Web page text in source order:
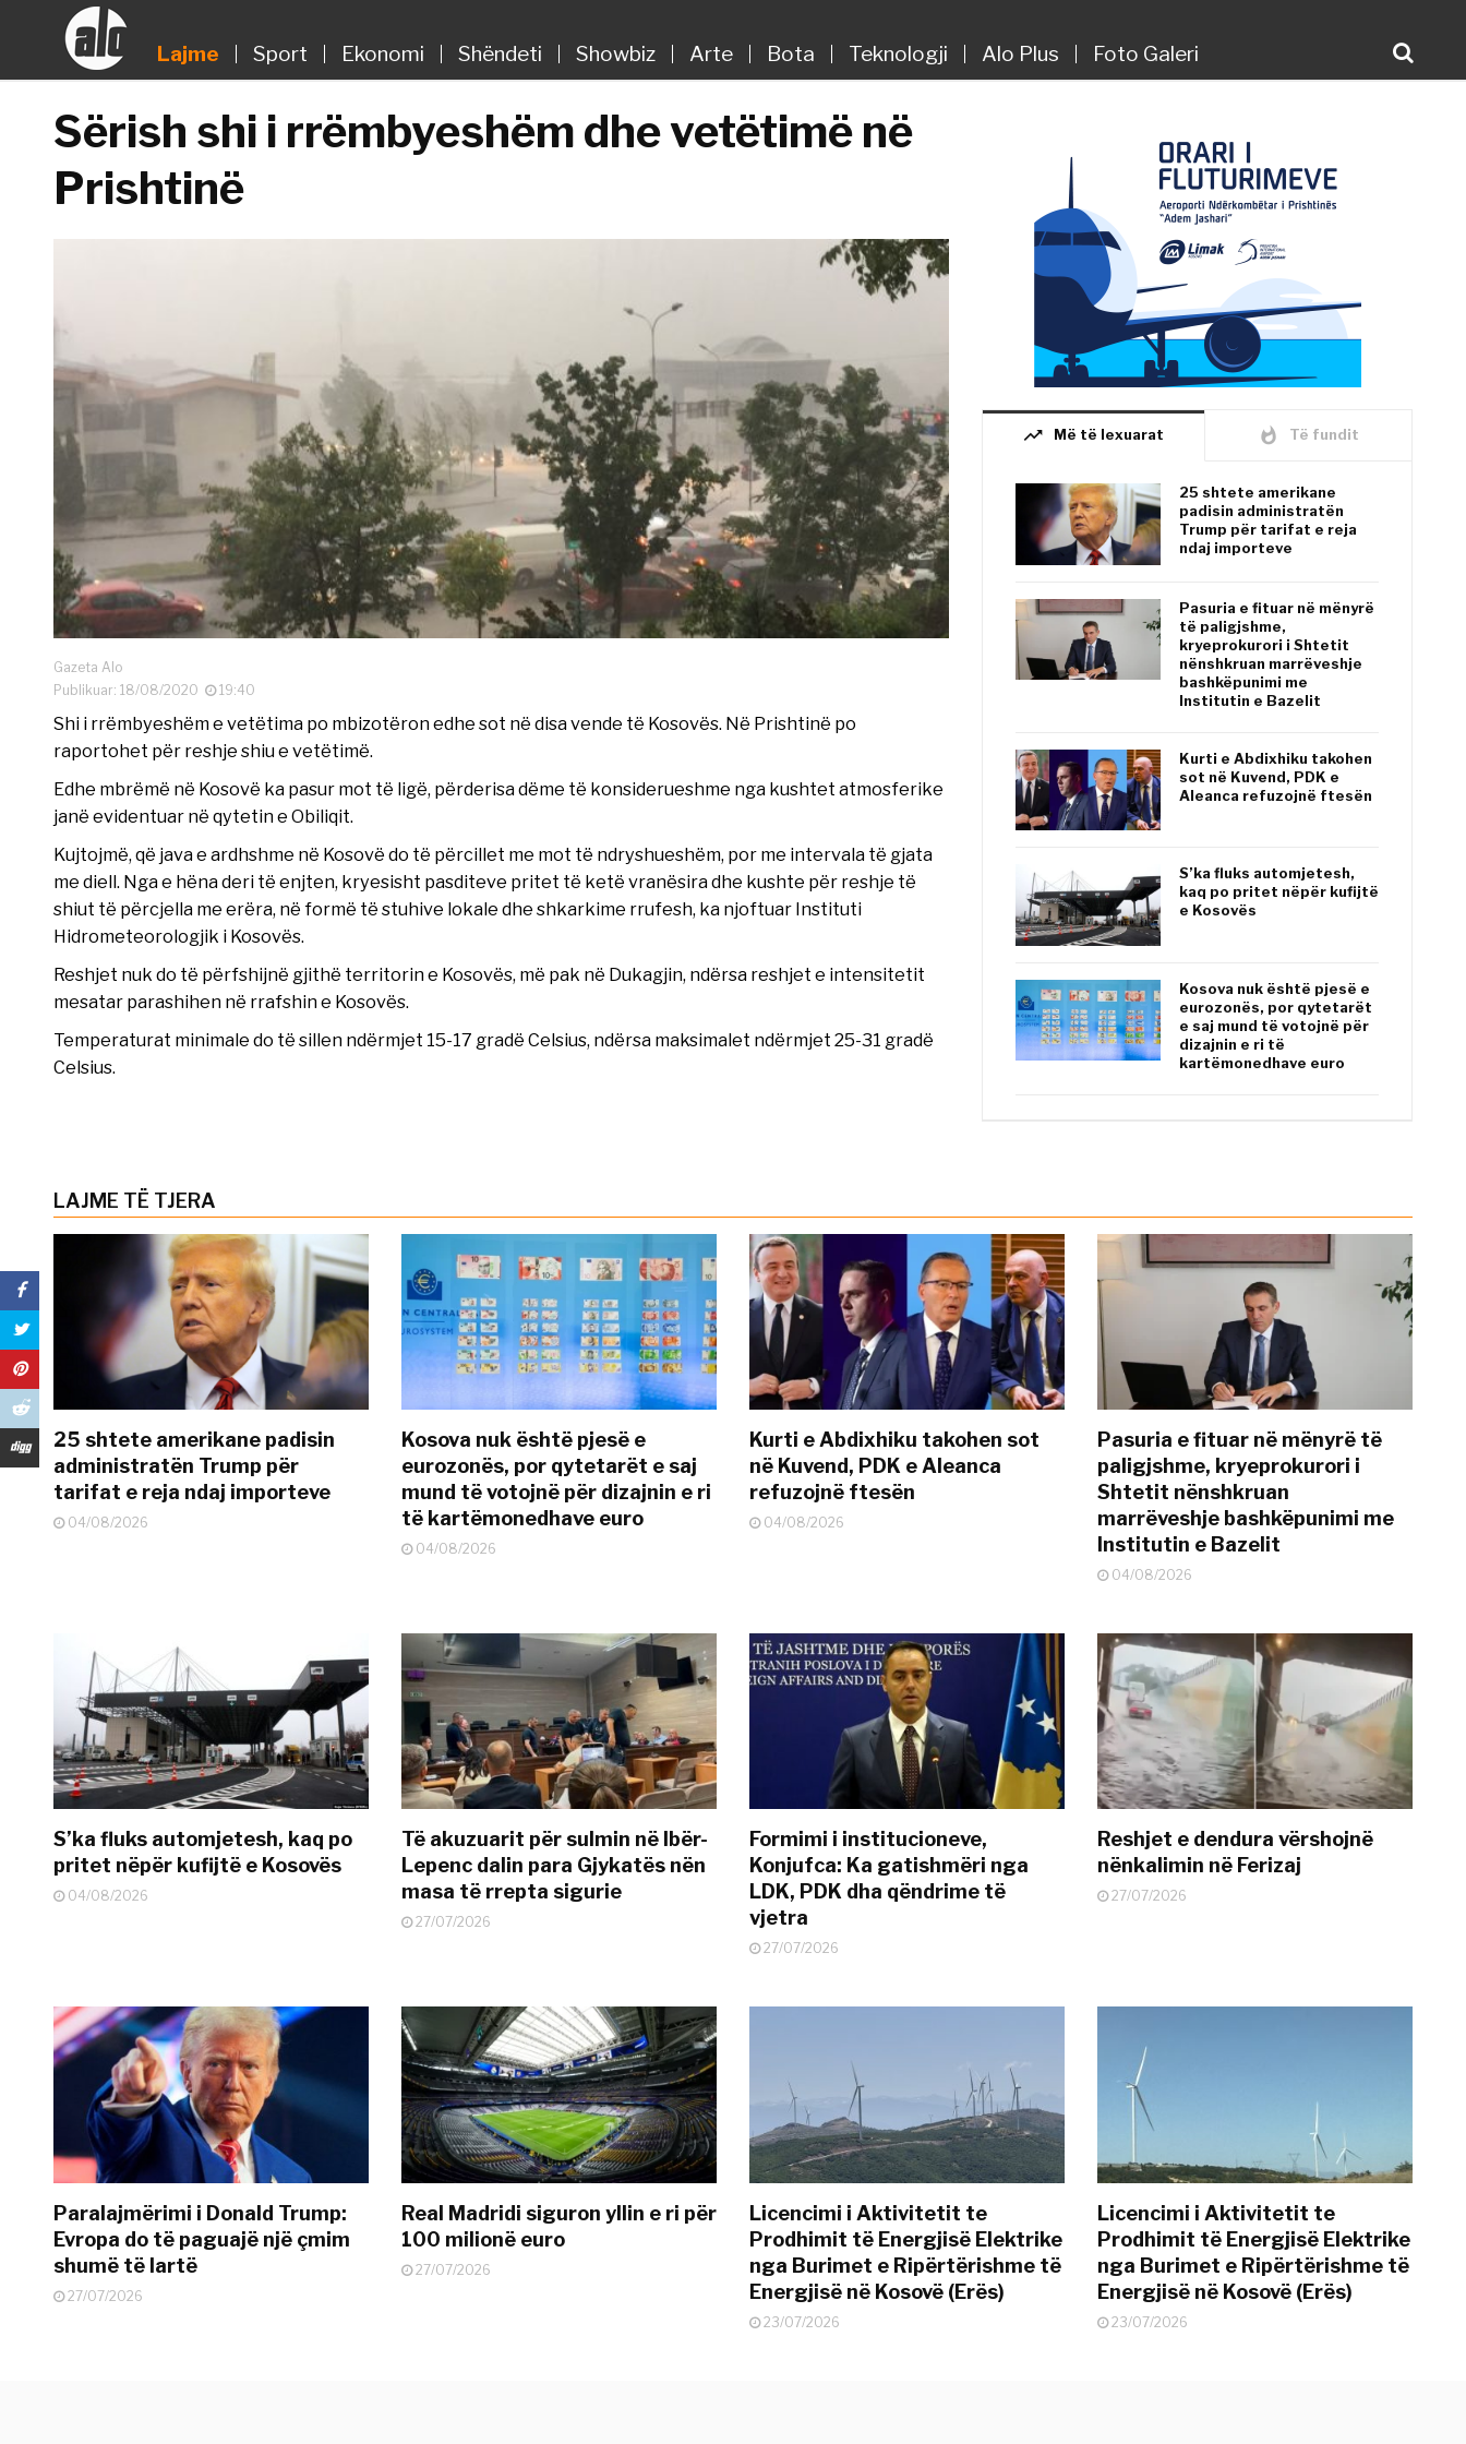
Lajme Sport Ekonomi Shëndeti Showbiz Arte Bota Teknologji Alo Plus Foto Galeri
Sërish shi i rrëmbyeshëm dhe vetëtimë në
Prishtinë
Gazeta Alo
Publikuar: 18/08/2020
19:40
Shi i rrëmbyeshëm e vetëtima po mbizotëron edhe sot në disa vende të Kosovës. Në Prishtinë po
raportohet për reshje shiu e vetëtimë.
Edhe mbrëmë në Kosovë ka pasur mot të ligë, përderisa dëme të konsiderueshme nga kushtet atmosferike
janë evidentuar në qytetin e Obiliqit.
Kujtojmë, që java e ardhshme në Kosovë do të përcillet me mot të ndryshueshëm, por me intervala të gjata
me diell. Nga e hëna deri të enjten, kryesisht pasditeve pritet të ketë vranësira dhe kushte për reshje të
shiut të përcjella me erëra, në formë të stuhive lokale dhe shkarkime rrufesh, ka njoftuar Instituti
Hidrometeorologjik i Kosovës.
Reshjet nuk do të përfshijnë gjithë territorin e Kosovës, më pak në Dukagjin, ndërsa reshjet e intensitetit
mesatar parashihen në rrafshin e Kosovës.
Temperaturat minimale do të sillen ndërmjet 15-17 gradë Celsius, ndërsa maksimalet ndërmjet 25-31 gradë
Celsius.
trending_up Më të lexuarat whatshot Të fundit
25 shtete amerikane
padisin administratën
Trump për tarifat e reja
ndaj importeve
Pasuria e fituar në mënyrë
të paligjshme,
kryeprokurori i Shtetit
nënshkruan marrëveshje
bashkëpunimi me
Institutin e Bazelit
Kurti e Abdixhiku takohen
sot në Kuvend, PDK e
Aleanca refuzojnë ftesën
S’ka fluks automjetesh,
kaq po pritet nëpër kufijtë
e Kosovës
Kosova nuk është pjesë e
eurozonës, por qytetarët
e saj mund të votojnë për
dizajnin e ri të
kartëmonedhave euro
LAJME TË TJERA
25 shtete amerikane padisin
administratën Trump për
tarifat e reja ndaj importeve
04/08/2026
Kosova nuk është pjesë e
eurozonës, por qytetarët e saj
mund të votojnë për dizajnin e ri
të kartëmonedhave euro
04/08/2026
Kurti e Abdixhiku takohen sot
në Kuvend, PDK e Aleanca
refuzojnë ftesën
04/08/2026
Pasuria e fituar në mënyrë të
paligjshme, kryeprokurori i
Shtetit nënshkruan
marrëveshje bashkëpunimi me
Institutin e Bazelit
04/08/2026
S’ka fluks automjetesh, kaq po
pritet nëpër kufijtë e Kosovës
04/08/2026
Të akuzuarit për sulmin në Ibër-
Lepenc dalin para Gjykatës nën
masa të rrepta sigurie
27/07/2026
Formimi i institucioneve,
Konjufca: Ka gatishmëri nga
LDK, PDK dha qëndrime të
vjetra
27/07/2026
Reshjet e dendura vërshojnë
nënkalimin në Ferizaj
27/07/2026
Paralajmërimi i Donald Trump:
Evropa do të paguajë një çmim
shumë të lartë
27/07/2026
Real Madridi siguron yllin e ri për
100 milionë euro
27/07/2026
Licencimi i Aktivitetit te
Prodhimit të Energjisë Elektrike
nga Burimet e Ripërtërishme të
Energjisë në Kosovë (Erës)
23/07/2026
Licencimi i Aktivitetit te
Prodhimit të Energjisë Elektrike
nga Burimet e Ripërtërishme të
Energjisë në Kosovë (Erës)
23/07/2026